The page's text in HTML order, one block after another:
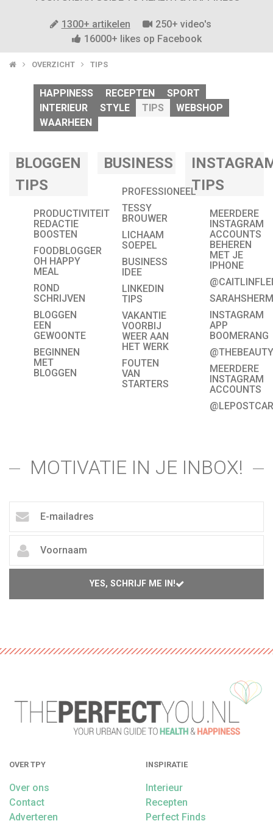
1300+ artikelen
250+ video's
16000+ likes op Facebook
OVERZICHT TIPS
HAPPINESS RECEPTEN
SPORT
INTERIEUR
STYLE TIPS
WEBSHOP
WAARHEEN
BLOGGEN
TIPS
PRODUCTIVITEIT
REDACTIE
BOOSTEN
FOODBLOGGER
OH HAPPY
MEAL
ROND
SCHRIJVEN
BLOGGEN
EEN
GEWOONTE
BEGINNEN
MET
BLOGGEN
BUSINESS
PROFESSIONEEL
TESSY
BROUWER
LICHAAM
SOEPEL
BUSINESS
IDEE
LINKEDIN
TIPS
VAKANTIE
VOORBIJ
WEER AAN
HET WERK
FOUTEN
VAN
STARTERS
TIPS
MEERDERE
INSTAGRAM
ACCOUNTS
BEHEREN
MET JE
IPHONE
INSTAGRAM
APP
BOOMERANG
MEERDERE
INSTAGRAM
ACCOUNTS
MOTIVATIE IN JE INBOX!
YES, SCHRIJF ME IN!
OVER TPY
Over ons
Contact
Adverteren
INSPIRATIE
Interieur
Recepten
Perfect Finds